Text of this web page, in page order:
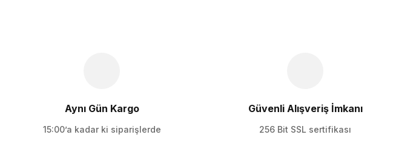
Aynı Gün Kargo
15:00’a kadar ki siparişlerde
Güvenli Alışveriş İmkanı
256 Bit SSL sertifikası